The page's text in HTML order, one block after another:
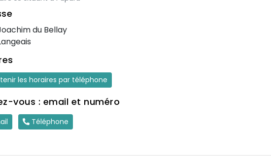
du Bellay
les horaires par téléphone
vous : email et numéro
Téléphone